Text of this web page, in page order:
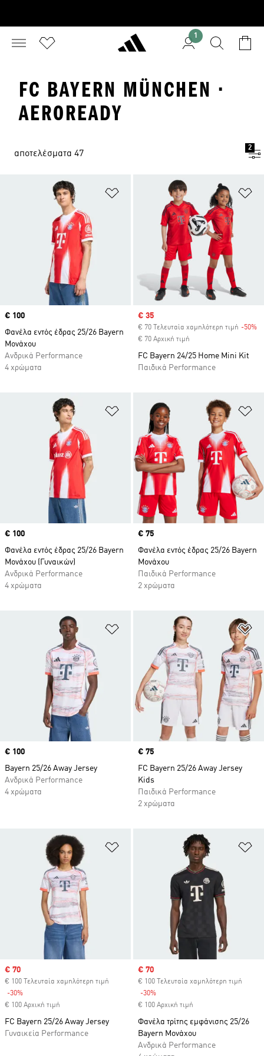
1
FC BAYERN MÜNCHEN ·
AEROREADY
αποτελέσματα 47
2
Προσθήκη στη Λίστα Επιθυμιών
Price
€ 100
Φανέλα εντός έδρας 25/26 Bayern
Μονάχου
Ανδρικά Performance
4 χρώματα
Sale price
€ 35
€ 70 Τελευταία χαμηλότερη τιμή -50%
€ 70 Αρχική τιμή
FC Bayern 24/25 Home Mini Kit
Παιδικά Performance
Προσθήκη στη Λίστα Επιθυμιών
Price
€ 100
Φανέλα εντός έδρας 25/26 Bayern
Μονάχου (Γυναικών)
Ανδρικά Performance
4 χρώματα
Price
€ 75
Φανέλα εντός έδρας 25/26 Bayern
Μονάχου
Παιδικά Performance
2 χρώματα
Προσθήκη στη Λίστα Επιθυμιών
Price
€ 100
Bayern 25/26 Away Jersey
Ανδρικά Performance
4 χρώματα
Price
€ 75
FC Bayern 25/26 Away Jersey
Kids
Παιδικά Performance
2 χρώματα
Προσθήκη στη Λίστα Επιθυμιών
Sale price
€ 70
€ 100 Τελευταία χαμηλότερη τιμή
-30%
€ 100 Αρχική τιμή
FC Bayern 25/26 Away Jersey
Γυναικεία Performance
Sale price
€ 70
€ 100 Τελευταία χαμηλότερη τιμή
-30%
€ 100 Αρχική τιμή
Φανέλα τρίτης εμφάνισης 25/26
Bayern Μονάχου
Ανδρικά Performance